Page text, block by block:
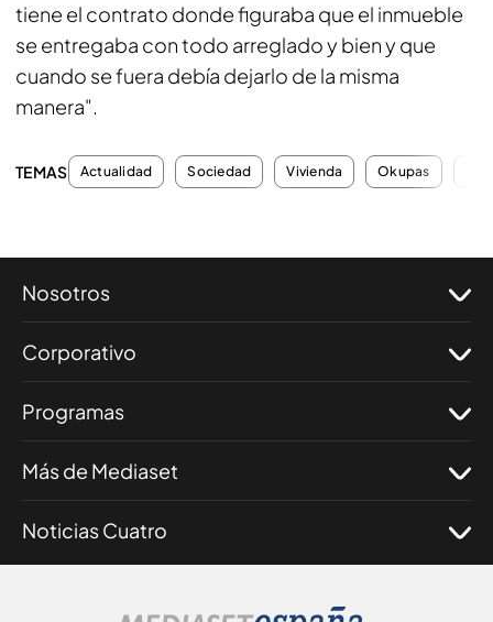
tiene el contrato donde figuraba que el inmueble
se entregaba con todo arreglado y bien y que
cuando se fuera debía dejarlo de la misma
manera".
TEMAS Actualidad Sociedad Vivienda Okupas
Nosotros
Corporativo
Programas
Más de Mediaset
Noticias Cuatro